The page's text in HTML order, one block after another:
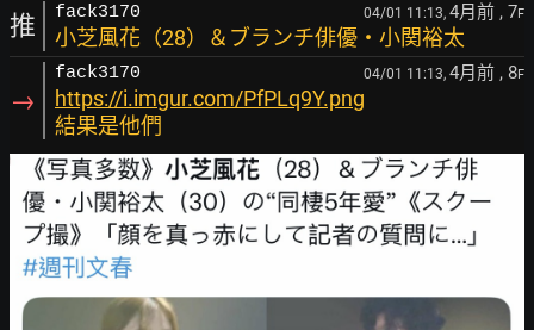
推 fack3170 04/01 11:13, 4月前 , 7F
小芝風花（28）＆ブランチ俳優・小関裕太
→
fack3170 04/01 11:13, 4月前 , 8F
https://i.imgur.com/PfPLq9Y.png
結果是他們